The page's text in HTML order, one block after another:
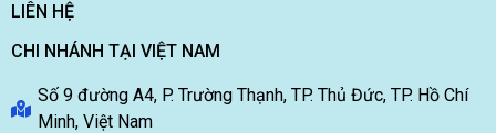
LIÊN HỆ
CHI NHÁNH TẠI VIỆT NAM
Số 9 đường A4, P. Trường Thạnh, TP. Thủ Đức, TP. Hồ Chí
Minh, Việt Nam